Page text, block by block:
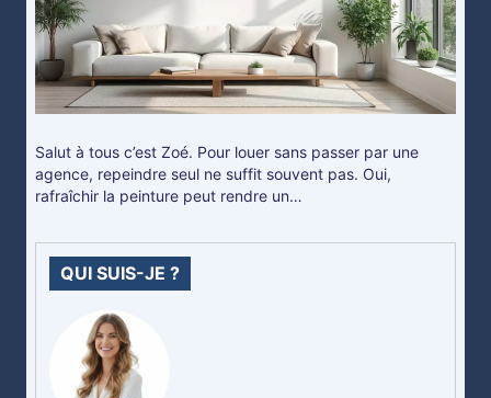
Salut à tous c’est Zoé. Pour louer sans passer par une
agence, repeindre seul ne suffit souvent pas. Oui,
rafraîchir la peinture peut rendre un…
QUI SUIS-JE ?